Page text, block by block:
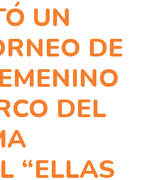
UN
DE
DEL
“ELLAS